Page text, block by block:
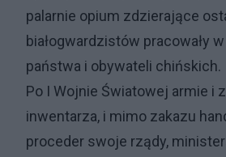
palarnie opium zdzierające
białogwardzistów pracowały
państwa i obywateli chińskich.
Po I Wojnie Światowej armie i
inwentarza, i mimo zakazu
proceder swoje rządy,